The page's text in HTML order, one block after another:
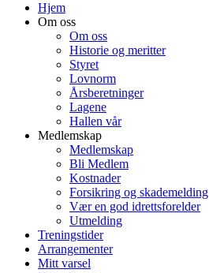
Hjem
Om oss
Om oss
Historie og meritter
Styret
Lovnorm
Årsberetninger
Lagene
Hallen vår
Medlemskap
Medlemskap
Bli Medlem
Kostnader
Forsikring og skademelding
Vær en god idrettsforelder
Utmelding
Treningstider
Arrangementer
Mitt varsel